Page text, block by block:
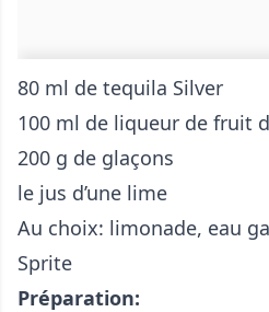
80 ml de tequila Silver
100 ml de liqueur de fruit
200 g de glaçons
le jus d’une lime
Au choix: limonade, eau
Sprite
Préparation: